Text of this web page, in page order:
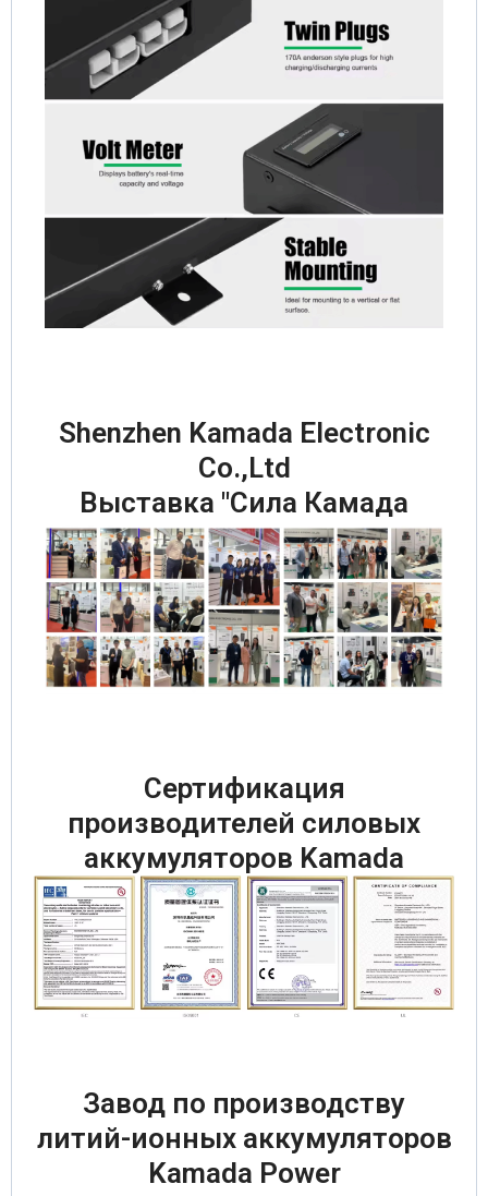
Shenzhen Kamada Electronic
Co.,Ltd
Выставка "Сила Камада
Сертификация
производителей силовых
аккумуляторов Kamada
Завод по производству
литий-ионных аккумуляторов
Kamada Power